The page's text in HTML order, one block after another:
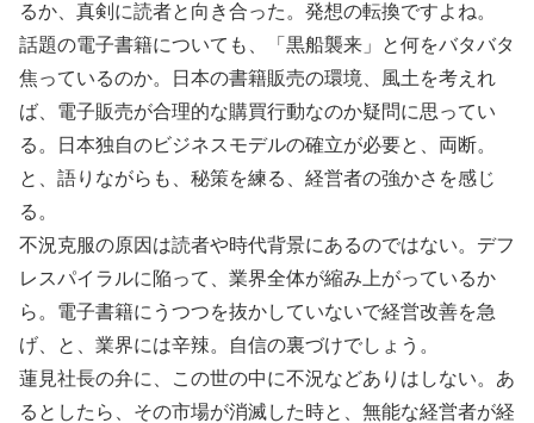
るか、真剣に読者と向き合った。発想の転換ですよね。
話題の電子書籍についても、「黒船襲来」と何をバタバタ
焦っているのか。日本の書籍販売の環境、風土を考えれ
ば、電子販売が合理的な購買行動なのか疑問に思ってい
る。日本独自のビジネスモデルの確立が必要と、両断。
と、語りながらも、秘策を練る、経営者の強かさを感じ
る。
不況克服の原因は読者や時代背景にあるのではない。デフ
レスパイラルに陥って、業界全体が縮み上がっているか
ら。電子書籍にうつつを抜かしていないで経営改善を急
げ、と、業界には辛辣。自信の裏づけでしょう。
蓮見社長の弁に、この世の中に不況などありはしない。あ
るとしたら、その市場が消滅した時と、無能な経営者が経